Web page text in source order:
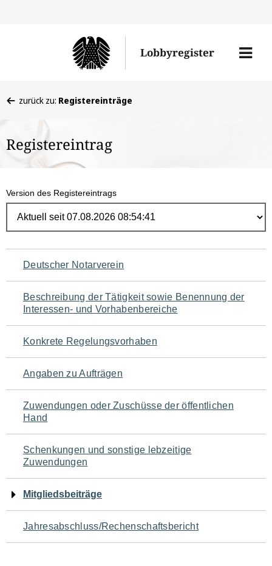
Lobbyregister
Menü
befinden
hier:
zurück zu: Registereinträge
Registereintrag
Version des Registereintrags
Navigation
für
den
Seiteninhalt
Deutscher Notarverein
Beschreibung der Tätigkeit sowie Benennung der
Interessen- und Vorhabenbereiche
Konkrete Regelungsvorhaben
Angaben zu Aufträgen
Zuwendungen oder Zuschüsse der öffentlichen
Hand
Schenkungen und sonstige lebzeitige
Zuwendungen
Mitgliedsbeiträge
Jahresabschluss/Rechenschaftsbericht